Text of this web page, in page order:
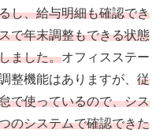
し、給与明細も確認でき
で年末調整もできる状態
ました。オフィスステー
整機能はありますが、 従
で使っているので、シス
のシステムで確認できた